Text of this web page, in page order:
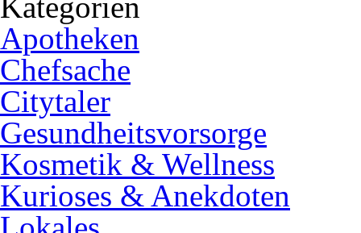
Apotheken
Chefsache
Citytaler
Gesundheitsvorsorge
Kosmetik & Wellness
Kurioses & Anekdoten